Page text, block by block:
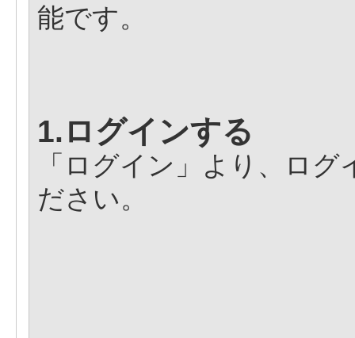
能です。
1.ログインする
「ログイン」より、ロ
ださい。